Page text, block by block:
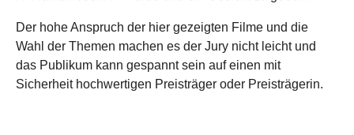
Der hohe Anspruch der hier gezeigten Filme und die
Wahl der Themen machen es der Jury nicht leicht und
das Publikum kann gespannt sein auf einen mit
Sicherheit hochwertigen Preisträger oder Preisträgerin.